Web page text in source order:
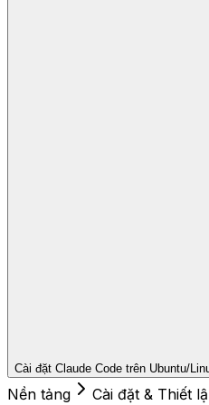
Cài đặt Claude Code trên Ubuntu/
Nền tảng Cài đặt & Thiết